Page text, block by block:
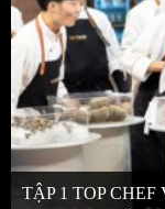
TẬP 1 TOP